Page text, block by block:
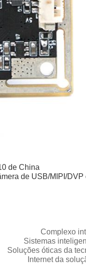
de China
de USB/MIPI/
da
da solução